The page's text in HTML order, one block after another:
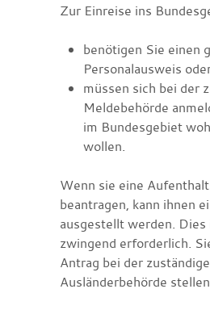
Zur Einreise ins
benötigen Sie einen
Personalausweis
müssen sich bei der
Meldebehörde
im Bundesgebiet
wollen.
Wenn sie eine
beantragen, kann ihnen
ausgestellt werden.
zwingend erforderlich.
Antrag bei der
Ausländerbehörde